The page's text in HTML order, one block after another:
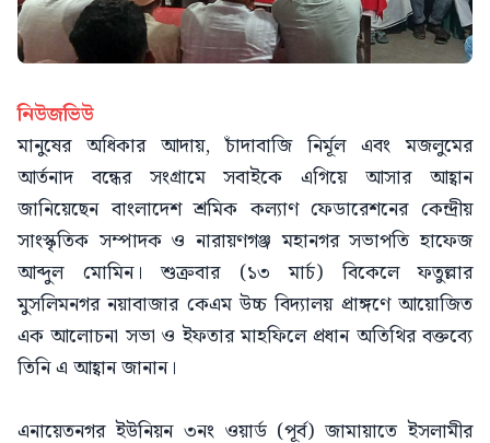
নিউজভিউ
মানুষের অধিকার আদায়, চাঁদাবাজি নির্মূল এবং মজলুমের
আর্তনাদ বন্ধের সংগ্রামে সবাইকে এগিয়ে আসার আহ্বান
জানিয়েছেন বাংলাদেশ শ্রমিক কল্যাণ ফেডারেশনের কেন্দ্রীয়
সাংস্কৃতিক সম্পাদক ও নারায়ণগঞ্জ মহানগর সভাপতি হাফেজ
আব্দুল মোমিন। শুক্রবার (১৩ মার্চ) বিকেলে ফতুল্লার
মুসলিমনগর নয়াবাজার কেএম উচ্চ বিদ্যালয় প্রাঙ্গণে আয়োজিত
এক আলোচনা সভা ও ইফতার মাহফিলে প্রধান অতিথির বক্তব্যে
তিনি এ আহ্বান জানান।
এনায়েতনগর ইউনিয়ন ৩নং ওয়ার্ড (পূর্ব) জামায়াতে ইসলামীর